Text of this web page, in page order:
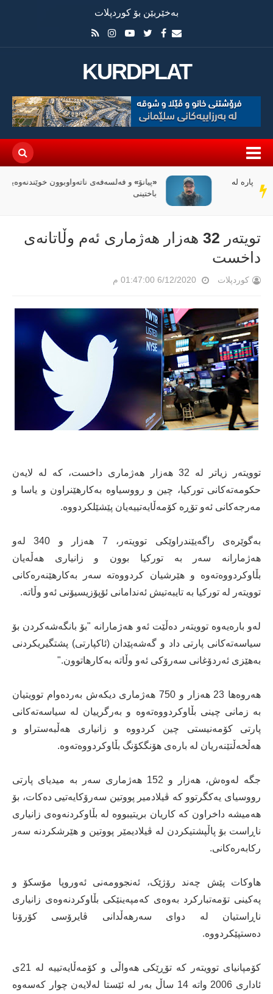
بەخێربێن بۆ کوردپلات
KURDPLAT
سەر
دێڕ
«پیانۆ» و فەلسەفەی ناتەواوبوون خوێندنەوەیەکی
باختینی
تویتەر 32 هەزار هەژماری ئەم وڵاتانەی
داخست
کوردپلات 6/12/2020 01:47:00 م
توویتەر زیاتر لە 32 هەزار هەژماری داخست، کە لە لایەن
حکومەتەکانی تورکیا، چین و رووسیاوە بەکارهێنراون و یاسا و
مەرجەکانی ئەو تۆڕە کۆمەڵایەتییەیان پێشێلکردووە.
بەگوێرەی راگەیێندراوێکی توویتەر، 7 هەزار و 340 لەو
هەژمارانە سەر بە تورکیا بوون و زانیاری هەڵەیان
بڵاوکردووەتەوە و هێرشیان کردووەتە سەر بەکارهێنەرەکانی
توویتەر لە تورکیا بە تایبەتیش ئەندامانی ئۆپۆزیسیۆنی ئەو وڵاتە.
لەو بارەیەوە توویتەر دەڵێت ئەو هەژمارانە "بۆ بانگەشەکردن بۆ
سیاسەتەکانی پارتی داد و گەشەپێدان (ئاکپارتی) پشتگیریکردنی
بەهێزی ئەردۆغانی سەرۆکی ئەو وڵاتە بەکارهاتوون."
هەروەها 23 هەزار و 750 هەژماری دیکەش بەردەوام توویتیان
بە زمانی چینی بڵاوکردووەتەوە و بەرگرییان لە سیاسەتەکانی
پارتی کۆمەنیستی چین کردووە و زانیاری هەڵبەستراو و
هەڵخەڵتێنەریان لە بارەی هۆنگکۆنگ بڵاوکردووەتەوە.
جگە لەوەش، هەزار و 152 هەژماری سەر بە میدیای پارتی
رووسیای یەکگرتوو کە ڤیلادمیر پووتین سەرۆکایەتیی دەکات، بۆ
هەمیشە داخراون کە کاریان بریتیبووە لە بڵاوکردنەوەی زانیاری
ناڕاست بۆ پاڵپشتیکردن لە ڤیلادیمێر پووتین و هێرشکردنە سەر
رکابەرەکانی.
هاوکات پێش چەند رۆژێک، ئەنجوومەنی ئەوروپا مۆسکۆ و
پەکینی تۆمەتبارکرد بەوەی کەمپەینێکی بڵاوکردنەوەی زانیاری
ناڕاستیان لە دوای سەرهەڵدانی ڤایرۆسی کۆرۆنا
دەستپێکردووە.
کۆمپانیای توویتەر کە تۆڕێکی هەواڵی و کۆمەڵایەتییە لە 21ی
ئاداری 2006 واتە 14 ساڵ بەر لە ئێستا لەلایەن چوار کەسەوە